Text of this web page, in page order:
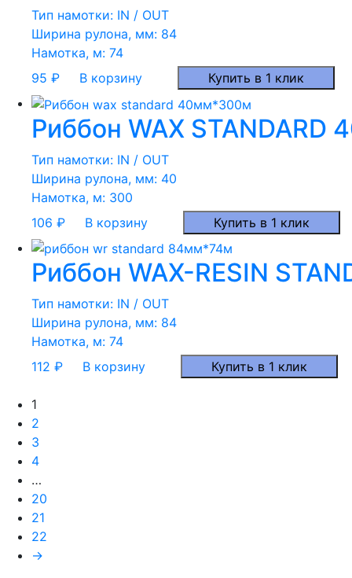
Тип намотки: IN / OUT
Ширина рулона, мм: 84
Намотка, м: 74
95 ₽ В корзину Купить в 1 клик
Риббон WAX
Тип намотки: IN / OUT
Ширина рулона, мм: 40
Намотка, м: 300
106 ₽ В корзину Купить в 1 клик
Риббон WAX-RESIN
Тип намотки: IN / OUT
Ширина рулона, мм: 84
Намотка, м: 74
112 ₽ В корзину Купить в 1 клик
1
2
3
4
…
20
21
22
→